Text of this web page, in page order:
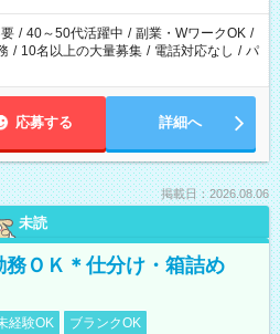
就業はご案内が難しい場合があります
/ 40～50代活躍中 / 副業・WワークOK /
/ 10名以上の大量募集 / 電話対応なし / パ
応募する 詳細へ
掲載日：2026.08.06
未読
ＯＫ＊仕分け・箱詰め
経験OK
ブランクOK